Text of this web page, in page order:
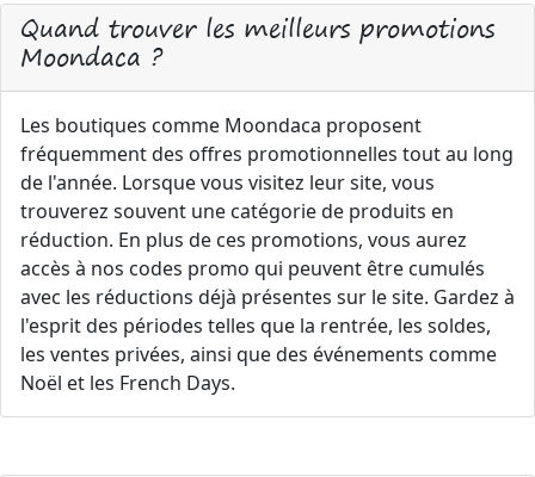
Quand trouver les meilleurs promotions
Moondaca ?
Les boutiques comme Moondaca proposent
fréquemment des offres promotionnelles tout au long
de l'année. Lorsque vous visitez leur site, vous
trouverez souvent une catégorie de produits en
réduction. En plus de ces promotions, vous aurez
accès à nos codes promo qui peuvent être cumulés
avec les réductions déjà présentes sur le site. Gardez à
l'esprit des périodes telles que la rentrée, les soldes,
les ventes privées, ainsi que des événements comme
Noël et les French Days.